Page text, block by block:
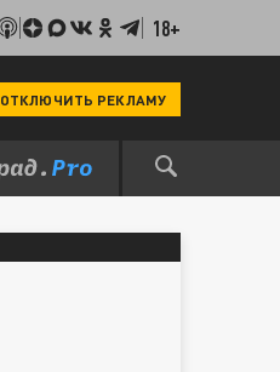
18+
ОТКЛЮЧИТЬ РЕКЛАМУ